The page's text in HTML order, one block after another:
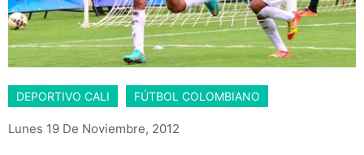
DEPORTIVO CALI FÚTBOL COLOMBIANO
Lunes 19 De Noviembre, 2012